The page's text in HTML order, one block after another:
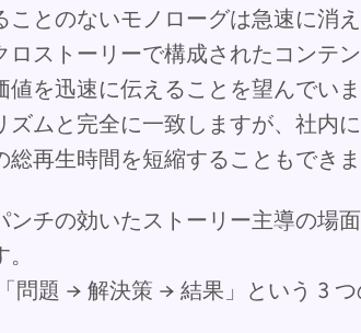
ことのないモノローグは急速に消
ロストーリーで構成されたコンテ
値を迅速に伝えることを望んでい
ズムと完全に一致しますが、社内
総再生時間を短縮することもできま
ンチの効いたストーリー主導の場
問題 → 解決策 → 結果」という 3